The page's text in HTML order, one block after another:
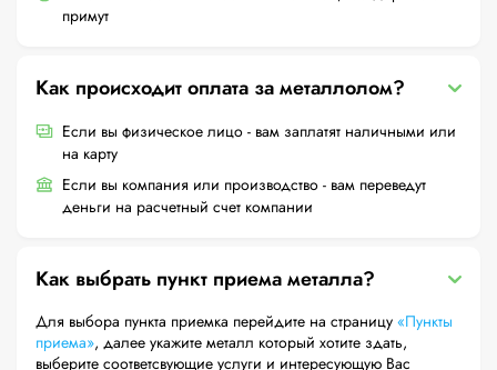
примут
Как происходит оплата за металлолом?
Если вы физическое лицо - вам заплатят наличными или
на карту
Если вы компания или производство - вам переведут
деньги на расчетный счет компании
Как выбрать пункт приема металла?
Для выбора пункта приемка перейдите на страницу «Пункты
приема», далее укажите металл который хотите здать,
выберите соответсвующие услуги и интересующую Вас